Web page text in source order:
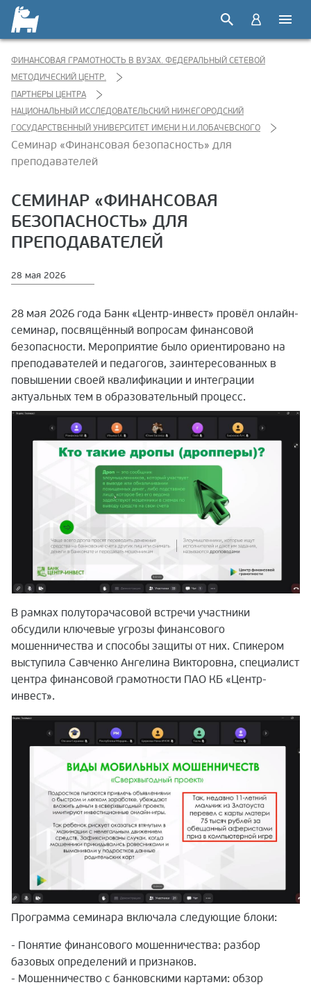
ФИНАНСОВАЯ ГРАМОТНОСТЬ В ВУЗАХ. ФЕДЕРАЛЬНЫЙ СЕТЕВОЙ
МЕТОДИЧЕСКИЙ ЦЕНТР.
ПАРТНЕРЫ ЦЕНТРА
НАЦИОНАЛЬНЫЙ ИССЛЕДОВАТЕЛЬСКИЙ НИЖЕГОРОДСКИЙ
ГОСУДАРСТВЕННЫЙ УНИВЕРСИТЕТ ИМЕНИ Н.И.ЛОБАЧЕВСКОГО
Семинар «Финансовая безопасность» для
преподавателей
СЕМИНАР «ФИНАНСОВАЯ
БЕЗОПАСНОСТЬ» ДЛЯ
ПРЕПОДАВАТЕЛЕЙ
28 мая 2026
28 мая 2026 года Банк «Центр-инвест» провёл онлайн-
семинар, посвящённый вопросам финансовой
безопасности. Мероприятие было ориентировано на
преподавателей и педагогов, заинтересованных в
повышении своей квалификации и интеграции
актуальных тем в образовательный процесс.
В рамках полуторачасовой встречи участники
обсудили ключевые угрозы финансового
мошенничества и способы защиты от них. Спикером
выступила Савченко Ангелина Викторовна, специалист
центра финансовой грамотности ПАО КБ «Центр-
инвест».
Программа семинара включала следующие блоки:
- Понятие финансового мошенничества: разбор
базовых определений и признаков.
- Мошенничество с банковскими картами: обзор